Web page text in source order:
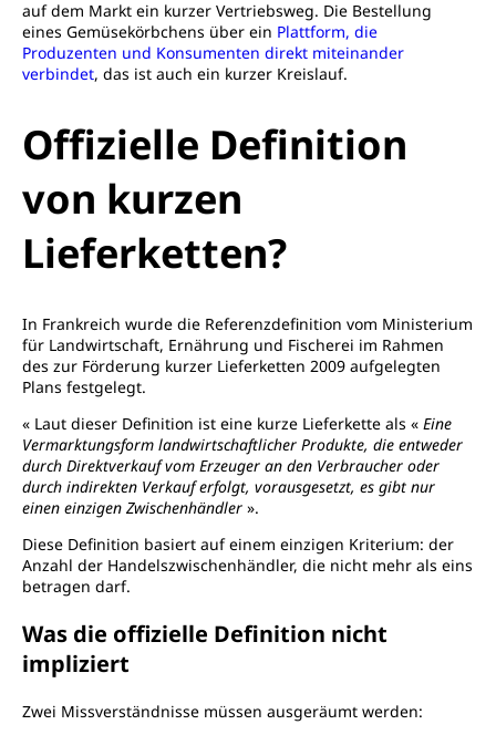
auf dem Markt ein kurzer Vertriebsweg. Die Bestellung
eines Gemüsekörbchens über ein Plattform, die
Produzenten und Konsumenten direkt miteinander
verbindet, das ist auch ein kurzer Kreislauf.
Offizielle Definition
von kurzen
Lieferketten?
In Frankreich wurde die Referenzdefinition vom Ministerium
für Landwirtschaft, Ernährung und Fischerei im Rahmen
des zur Förderung kurzer Lieferketten 2009 aufgelegten
Plans festgelegt.
« Laut dieser Definition ist eine kurze Lieferkette als « Eine
Vermarktungsform landwirtschaftlicher Produkte, die entweder
durch Direktverkauf vom Erzeuger an den Verbraucher oder
durch indirekten Verkauf erfolgt, vorausgesetzt, es gibt nur
einen einzigen Zwischenhändler ».
Diese Definition basiert auf einem einzigen Kriterium: der
Anzahl der Handelszwischenhändler, die nicht mehr als eins
betragen darf.
Was die offizielle Definition nicht
impliziert
Zwei Missverständnisse müssen ausgeräumt werden: